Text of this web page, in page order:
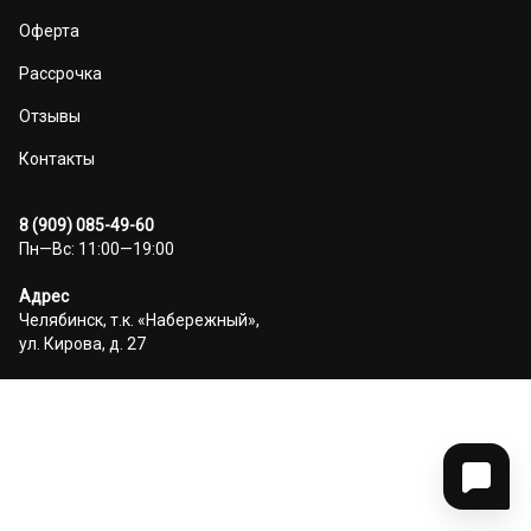
Оферта
Рассрочка
Отзывы
Контакты
8 (909) 085-49-60
Пн—Вс: 11:00—19:00
Адрес
Челябинск, т.к. «Набережный»,
ул. Кирова, д. 27